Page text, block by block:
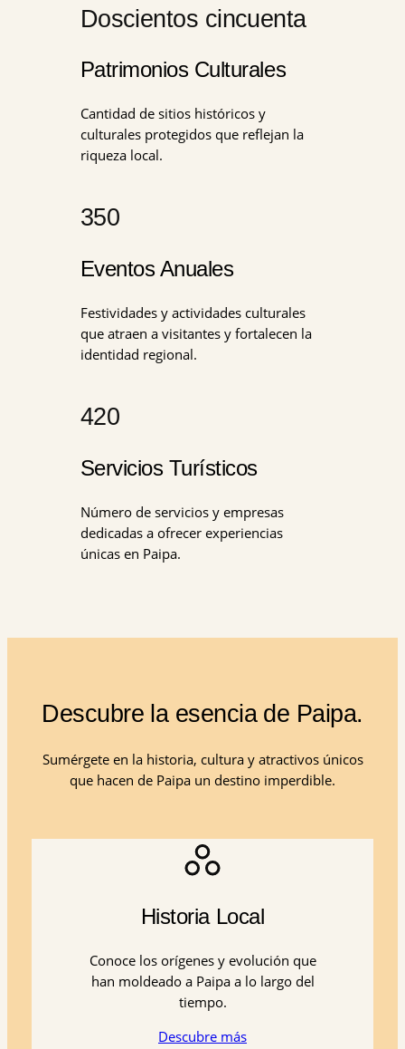
Doscientos cincuenta
Patrimonios Culturales
Cantidad de sitios históricos y
culturales protegidos que reflejan la
riqueza local.
350
Eventos Anuales
Festividades y actividades culturales
que atraen a visitantes y fortalecen la
identidad regional.
420
Servicios Turísticos
Número de servicios y empresas
dedicadas a ofrecer experiencias
únicas en Paipa.
Descubre la esencia de Paipa.
Sumérgete en la historia, cultura y atractivos únicos
que hacen de Paipa un destino imperdible.
Historia Local
Conoce los orígenes y evolución que
han moldeado a Paipa a lo largo del
tiempo.
Descubre más